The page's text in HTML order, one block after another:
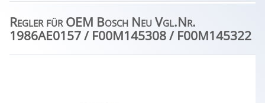
Regler für OEM Bosch Neu Vgl.Nr.
1986AE0157 / F00M145308 / F00M145322